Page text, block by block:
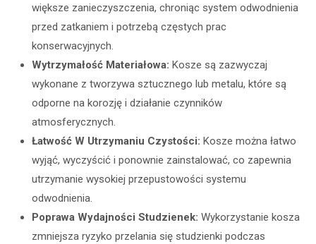
większe zanieczyszczenia, chroniąc system odwodnienia
przed zatkaniem i potrzebą częstych prac
konserwacyjnych.
Wytrzymałość Materiałowa: Kosze są zazwyczaj
wykonane z tworzywa sztucznego lub metalu, które są
odporne na korozję i działanie czynników
atmosferycznych.
Łatwość W Utrzymaniu Czystości: Kosze można łatwo
wyjąć, wyczyścić i ponownie zainstalować, co zapewnia
utrzymanie wysokiej przepustowości systemu
odwodnienia.
Poprawa Wydajności Studzienek: Wykorzystanie kosza
zmniejsza ryzyko przelania się studzienki podczas